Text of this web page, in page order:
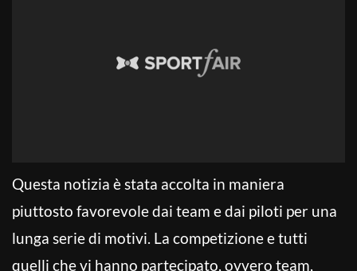
Questa notizia è stata accolta in maniera
piuttosto favorevole dai team e dai piloti per una
lunga serie di motivi. La competizione e tutti
quelli che vi hanno partecipato, ovvero team,